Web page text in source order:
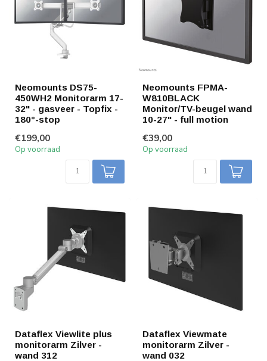
Neomounts DS75-
450WH2 Monitorarm 17-
32" - gasveer - Topfix -
180°-stop
€199,00
Op voorraad
Neomounts FPMA-
W810BLACK
Monitor/TV-beugel wand
10-27" - full motion
€39,00
Op voorraad
Dataflex Viewlite plus
monitorarm Zilver -
wand 312
Dataflex Viewmate
monitorarm Zilver -
wand 032